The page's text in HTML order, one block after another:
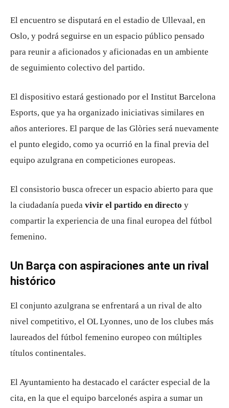
El encuentro se disputará en el estadio de Ullevaal, en
Oslo, y podrá seguirse en un espacio público pensado
para reunir a aficionados y aficionadas en un ambiente
de seguimiento colectivo del partido.
El dispositivo estará gestionado por el Institut Barcelona
Esports, que ya ha organizado iniciativas similares en
años anteriores. El parque de las Glòries será nuevamente
el punto elegido, como ya ocurrió en la final previa del
equipo azulgrana en competiciones europeas.
El consistorio busca ofrecer un espacio abierto para que
la ciudadanía pueda vivir el partido en directo y
compartir la experiencia de una final europea del fútbol
femenino.
Un Barça con aspiraciones ante un rival
histórico
El conjunto azulgrana se enfrentará a un rival de alto
nivel competitivo, el OL Lyonnes, uno de los clubes más
laureados del fútbol femenino europeo con múltiples
títulos continentales.
El Ayuntamiento ha destacado el carácter especial de la
cita, en la que el equipo barcelonés aspira a sumar un